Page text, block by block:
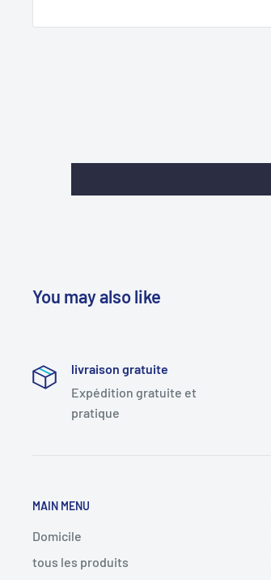
You may also like
livraison gratuite
Expédition gratuite et
pratique
MAIN MENU
Domicile
tous les produits